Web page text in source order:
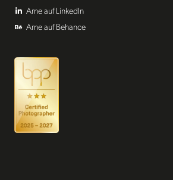
Arne auf LinkedIn
Arne auf Behance